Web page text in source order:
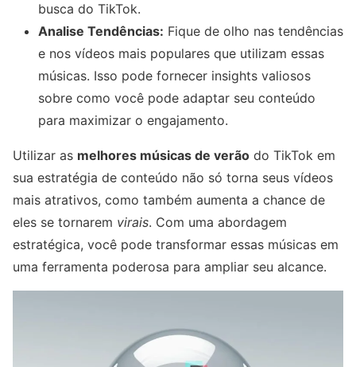
busca do TikTok.
Analise Tendências: Fique de olho nas tendências
e nos vídeos mais populares que utilizam essas
músicas. Isso pode fornecer insights valiosos
sobre como você pode adaptar seu conteúdo
para maximizar o engajamento.
Utilizar as melhores músicas de verão do TikTok em
sua estratégia de conteúdo não só torna seus vídeos
mais atrativos, como também aumenta a chance de
eles se tornarem virais. Com uma abordagem
estratégica, você pode transformar essas músicas em
uma ferramenta poderosa para ampliar seu alcance.